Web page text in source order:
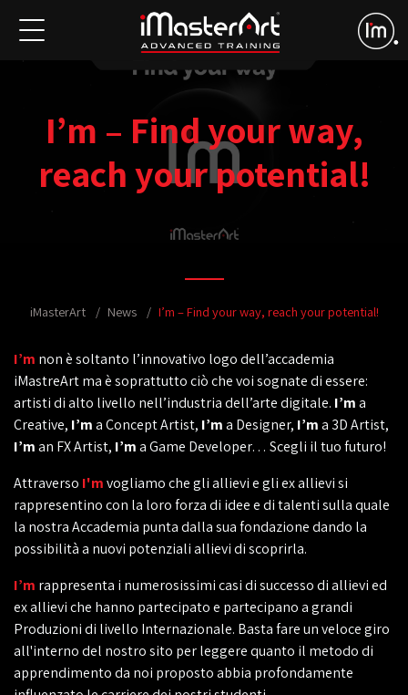
I’m – Find your way,
reach your potential!
iMasterArt News I’m – Find your way, reach your potential!
I’m non è soltanto l’innovativo logo dell’accademia
iMastreArt ma è soprattutto ciò che voi sognate di essere:
artisti di alto livello nell’industria dell’arte digitale. I’ma
Creative, I’ma Concept Artist, I’ma Designer, I’ma 3D Artist,
I’man FX Artist, I’ma Game Developer… Scegli il tuo futuro!
Attraverso I'mvogliamo che gli allievi e gli ex allievi si
rappresentino con la loro forza di idee e di talenti sulla quale
la nostra Accademia punta dalla sua fondazione dando la
possibilità a nuovi potenziali allievi di scoprirla.
I’m rappresenta i numerosissimi casi di successo di allievi ed
ex allievi che hanno partecipato e partecipano a grandi
Produzioni di livello Internazionale. Basta fare un veloce giro
all'interno del nostro sito per leggere quanto il metodo di
apprendimento da noi proposto abbia profondamente